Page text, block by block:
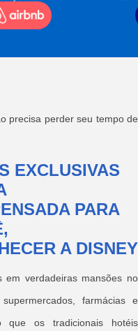
precisa perder seu tempo de
EXCLUSIVAS
PARA
A DISNEY
verdadeiras mansões no
farmácias e
que os tradicionais hotéis